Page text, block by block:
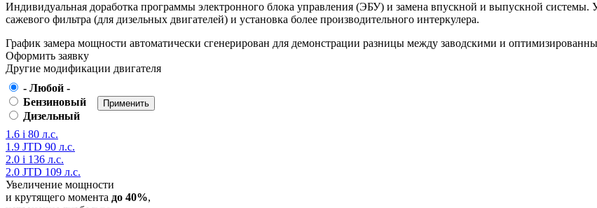
Индивидуальная доработка программы электронного блока управления (ЭБУ) и замена впускной и выпускной системы.
сажевого фильтра (для дизельных двигателей) и установка более производительного интеркулера.
График замера мощности автоматически сгенерирован для демонстрации разницы между заводскими и
Оформить заявку
Другие модификации двигателя
- Любой -
Бензиновый
Дизельный
1.6 i 80 л.с.
1.9 JTD 90 л.с.
2.0 i 136 л.с.
2.0 JTD 109 л.с.
Увеличение мощности
и крутящего момента до 40%,